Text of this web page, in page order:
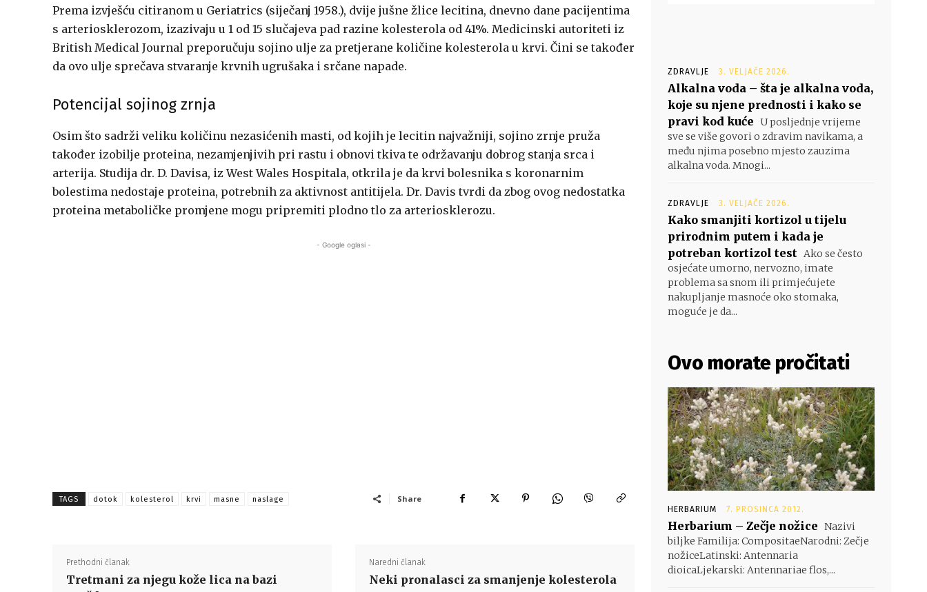
Prema izvješću citiranom u Geriatrics (siječanj 1958.), dvije jušne žlice lecitina, dnevno dane pacijentima
s arteriosklerozom, izazivaju u 1 od 15 slučajeva pad razine kolesterola od 41%. Medicinski autoriteti iz
British Medical Journal preporučuju sojino ulje za pretjerane količine kolesterola u krvi. Čini se također
da ovo ulje sprečava stvaranje krvnih ugrušaka i srčane napade.
Potencijal sojinog zrnja
Osim što sadrži veliku količinu nezasićenih masti, od kojih je lecitin najvažniji, sojino zrnje pruža
također izobilje proteina, nezamjenjivih pri rastu i obnovi tkiva te održavanju dobrog stanja srca i
arterija. Studija dr. D. Davisa, iz West Wales Hospitala, otkrila je da krvi bolesnika s koronarnim
bolestima nedostaje proteina, potrebnih za aktivnost antitijela. Dr. Davis tvrdi da zbog ovog nedostatka
proteina metaboličke promjene mogu pripremiti plodno tlo za arteriosklerozu.
- Google oglasi -
TAGS dotok kolesterol krvi masne naslage Share
Prethodni članak
Tretmani za njegu kože lica na bazi
Naredni članak
Neki pronalasci za smanjenje kolesterola
ZDRAVLJE 3. VELJAČE 2026.
Alkalna voda – šta je alkalna voda,
koje su njene prednosti i kako se
pravi kod kuće U posljednje vrijeme
sve se više govori o zdravim navikama, a
među njima posebno mjesto zauzima
alkalna voda. Mnogi...
ZDRAVLJE 3. VELJAČE 2026.
Kako smanjiti kortizol u tijelu
prirodnim putem i kada je
potreban kortizol test Ako se često
osjećate umorno, nervozno, imate
problema sa snom ili primjećujete
nakupljanje masnoće oko stomaka,
moguće je da...
Ovo morate pročitati
HERBARIUM 7. PROSINCA 2012.
Herbarium – Zečje nožice Nazivi
biljke Familija: CompositaeNarodni: Zečje
nožiceLatinski: Antennaria
dioicaLjekarski: Antennariae flos,...